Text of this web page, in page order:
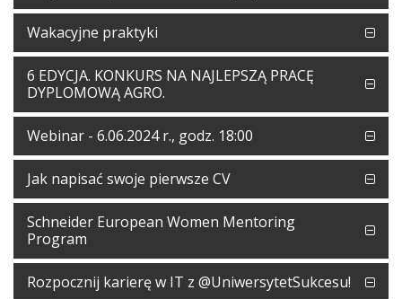
Wakacyjne praktyki
6 EDYCJA. KONKURS NA NAJLEPSZĄ PRACĘ
DYPLOMOWĄ AGRO.
Webinar - 6.06.2024 r., godz. 18:00
Jak napisać swoje pierwsze CV
Schneider European Women Mentoring
Program
Rozpocznij karierę w IT z @UniwersytetSukcesu!